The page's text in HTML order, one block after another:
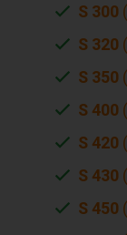
S 300
S 320
S 350
S 400
S 420
S 430
S 450